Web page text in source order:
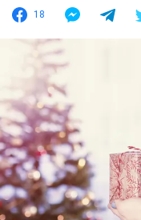
18